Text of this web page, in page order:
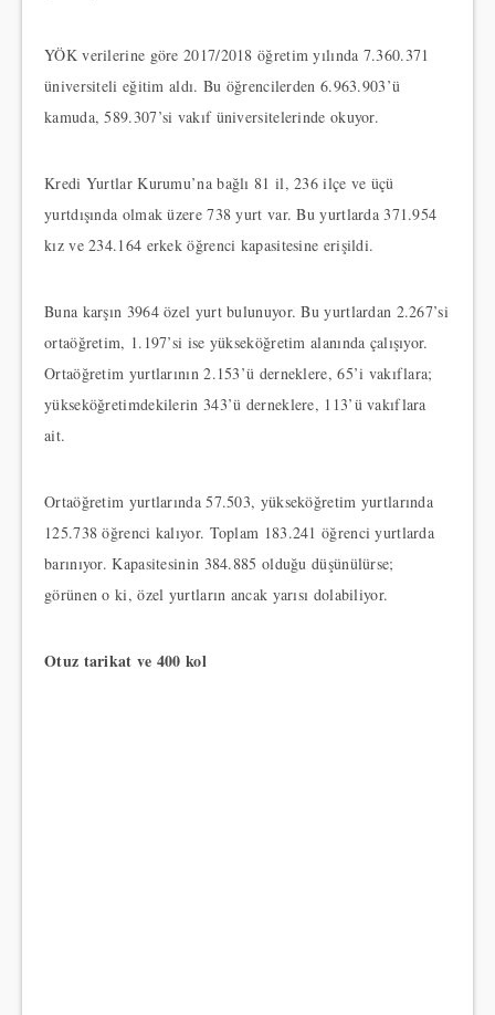
YÖK verilerine göre 2017/2018 öğretim yılında 7.360.371
üniversiteli eğitim aldı. Bu öğrencilerden 6.963.903’ü
kamuda, 589.307’si vakıf üniversitelerinde okuyor.
Kredi Yurtlar Kurumu’na bağlı 81 il, 236 ilçe ve üçü
yurtdışında olmak üzere 738 yurt var. Bu yurtlarda 371.954
kız ve 234.164 erkek öğrenci kapasitesine erişildi.
Buna karşın 3964 özel yurt bulunuyor. Bu yurtlardan 2.267’si
ortaöğretim, 1.197’si ise yükseköğretim alanında çalışıyor.
Ortaöğretim yurtlarının 2.153’ü derneklere, 65’i vakıflara;
yükseköğretimdekilerin 343’ü derneklere, 113’ü vakıflara
ait.
Ortaöğretim yurtlarında 57.503, yükseköğretim yurtlarında
125.738 öğrenci kalıyor. Toplam 183.241 öğrenci yurtlarda
barınıyor. Kapasitesinin 384.885 olduğu düşünülürse;
görünen o ki, özel yurtların ancak yarısı dolabiliyor.
Otuz tarikat ve 400 kol